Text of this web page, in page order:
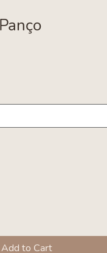
Add to Cart